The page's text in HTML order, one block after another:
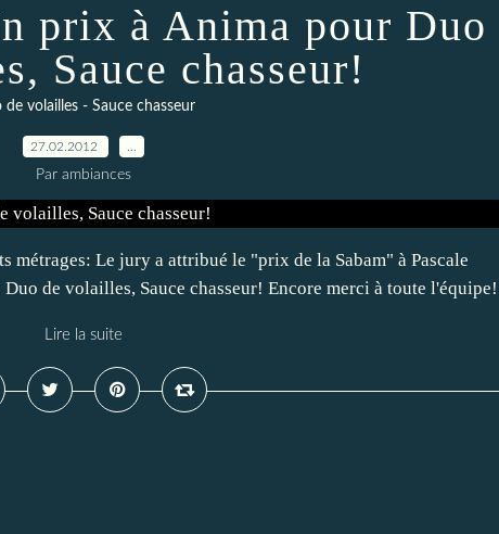
prix à Anima pour Duo
Sauce chasseur!
de volailles - Sauce chasseur
27.02.2012
Par ambiances
Le jury a attribué le "prix de la Sabam" à Pascale
de volailles, Sauce chasseur! Encore merci à toute l'équipe!
Lire la suite